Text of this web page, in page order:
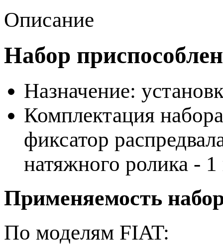
Описание
Набор
Назначение:
Комплектация
фиксатор
натяжного ролика -
Применяемость
По моделям FIAT: